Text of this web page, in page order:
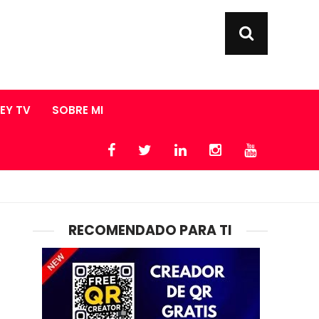
TV SOBRE MI
RECOMENDADO PARA TI